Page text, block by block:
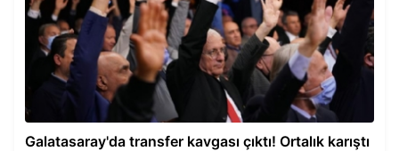
Galatasaray'da transfer kavgası çıktı! Ortalık karıştı